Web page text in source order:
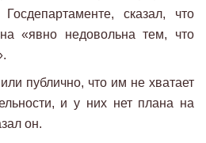
сказал, что
«явно недовольна тем, что
публично, что им не хватает
и у них нет плана на
он.